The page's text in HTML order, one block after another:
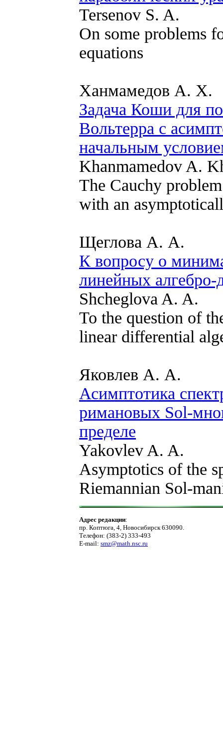
Tersenov S. A.
On some problems
equations
Ханмамедов А. Х.
Задача Коши для
Вольтерра с
начальным
Khanmamedov A.
The Cauchy
with an
Щеглова А. А.
К вопросу о
линейных
Shcheglova A. A.
To the question of
linear differential
Яковлев А. А.
Асимптотика
римановых Sol-
пределе
Yakovlev A. A.
Asymptotics of the
Riemannian Sol-
Адрес редакции:
пр. Коптюга, 4, Новосибирск 630090.
Телефон: (383-2) 333-493
E-mail: smz@math.nsc.ru